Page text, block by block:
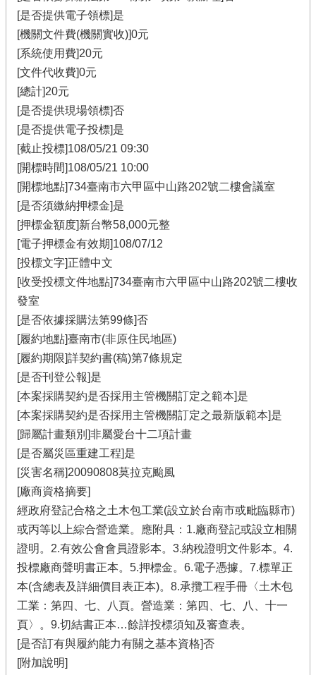
[是否提供電子領標]是
[機關文件費(機關實收)]0元
[系統使用費]20元
[文件代收費]0元
[總計]20元
[是否提供現場領標]否
[是否提供電子投標]是
[截止投標]108/05/21 09:30
[開標時間]108/05/21 10:00
[開標地點]734臺南市六甲區中山路202號二樓會議室
[是否須繳納押標金]是
[押標金額度]新台幣58,000元整
[電子押標金有效期]108/07/12
[投標文字]正體中文
[收受投標文件地點]734臺南市六甲區中山路202號二樓收
發室
[是否依據採購法第99條]否
[履約地點]臺南市(非原住民地區)
[履約期限]詳契約書(稿)第7條規定
[是否刊登公報]是
[本案採購契約是否採用主管機關訂定之範本]是
[本案採購契約是否採用主管機關訂定之最新版範本]是
[歸屬計畫類別]非屬愛台十二項計畫
[是否屬災區重建工程]是
[災害名稱]20090808莫拉克颱風
[廠商資格摘要]
經政府登記合格之土木包工業(設立於台南市或毗臨縣市)
或丙等以上綜合營造業。應附具：1.廠商登記或設立相關
證明。2.有效公會會員證影本。3.納稅證明文件影本。4.
投標廠商聲明書正本。5.押標金。6.電子憑據。7.標單正
本(含總表及詳細價目表正本)。8.承攬工程手冊〈土木包
工業：第四、七、八頁。營造業：第四、七、八、十一
頁〉。9.切結書正本…餘詳投標須知及審查表。
[是否訂有與履約能力有關之基本資格]否
[附加說明]